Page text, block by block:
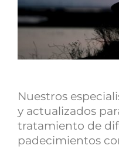
Nuestros
y actualizados
tratamiento de
padecimientos